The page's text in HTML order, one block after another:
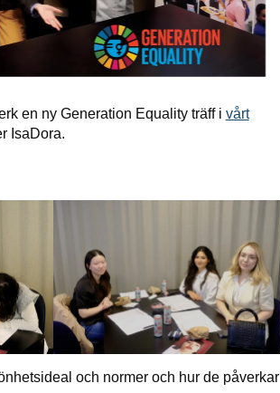
en ny Generation Equality träff i vårt
IsaDora.
och normer och hur de påverkar